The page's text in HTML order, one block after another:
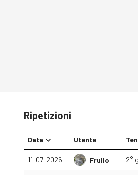
Ripetizioni
Data Utente
11-07-2026 Frullo 2°